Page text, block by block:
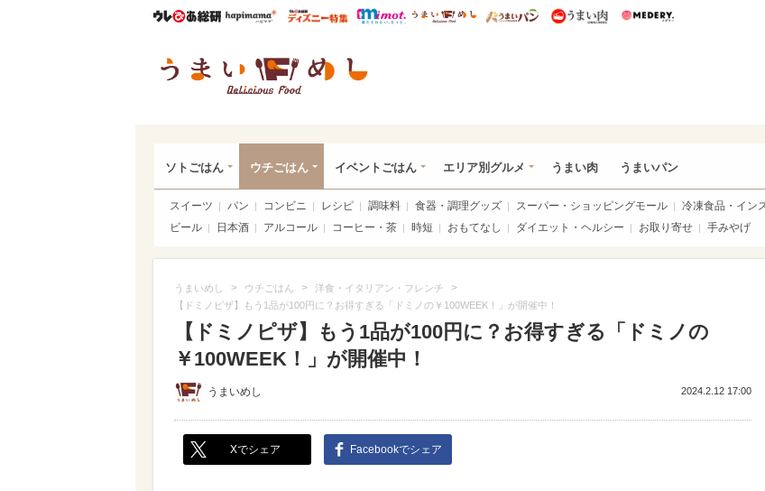
ウレぴあ総研ハピママ* ウレぴあ総研 ディズニー特集
mimot. うまいめし うまいパン うまい肉
ソトごはん ウチごはん イベントごはん エリア別グルメ うまい肉 うまいパン
スイーツ パン コンビニ レシピ 調味料 食器・調理グッズ スーパー・ショッピングモール 冷凍食品・イン
ビール
日本酒 アルコール コーヒー・茶 時短 おもてなし ダイエット・ヘルシー お取り寄せ 手みやげ
うまいめし > ウチごはん > 洋食・イタリアン・フレンチ >
【ドミノピザ】もう1品が100円に？お得すぎる「ドミノの￥100WEEK！」が開催中！
【ドミノピザ】もう1品が100円に？お得すぎる「ドミノの
￥100WEEK！」が開催中！
うまいめし 2024.2.12 17:00
Xでシェア Facebookでシェア